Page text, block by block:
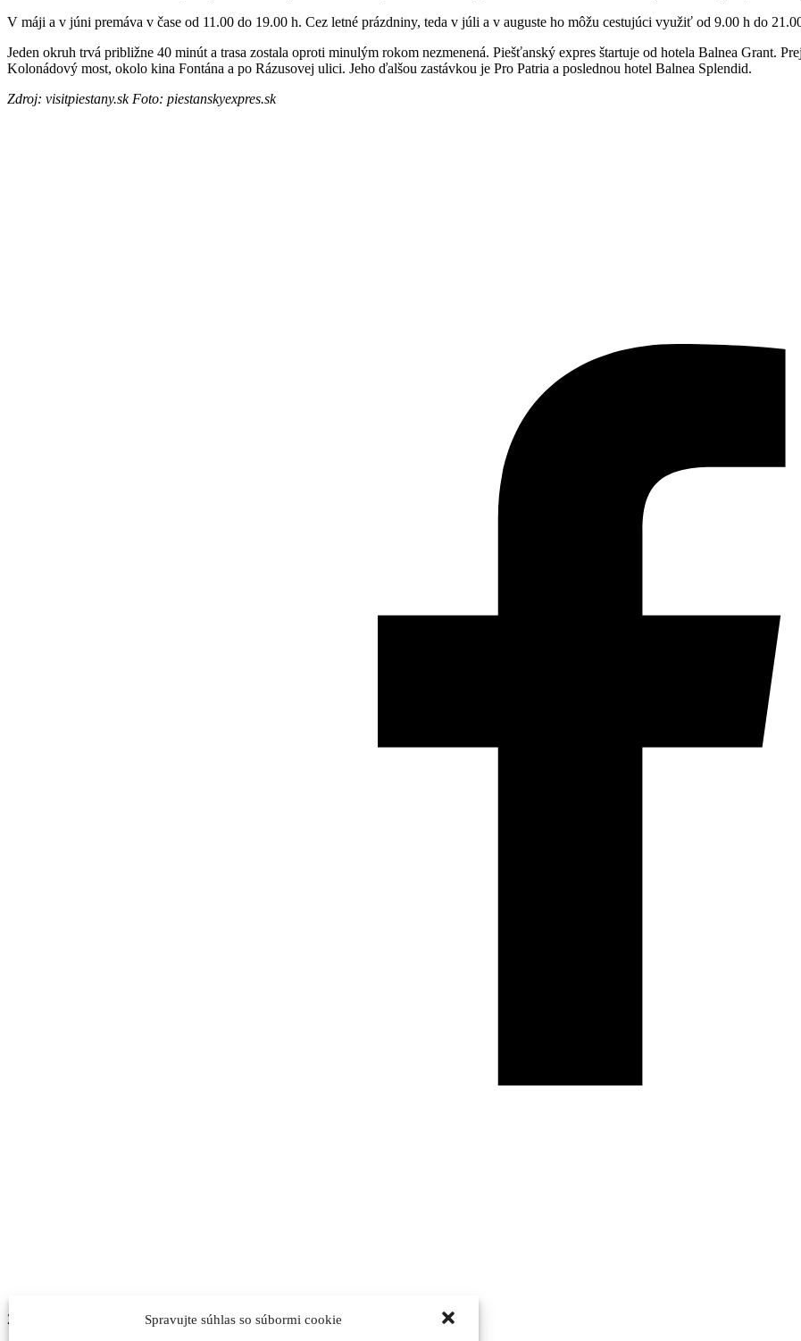
Spravujte súhlas so súbormi cookie
V máji a v júni premáva v čase od 11.00 do 19.00 h. Cez letné prázdniny, teda v júli a v auguste ho môžu cestujúci využiť od 9.00 h do
Jeden okruh trvá približne 40 minút a trasa zostala oproti minulým rokom nezmenená. Piešťanský expres štartuje od hotela Balnea Grant.
Kolonádový most, okolo kina Fontána a po Rázusovej ulici. Jeho ďalšou zastávkou je Pro Patria a poslednou hotel Balnea Splendid.
Zdroj: visitpiestany.sk Foto: piestanskyexpres.sk
Zdielaj na Facebooku